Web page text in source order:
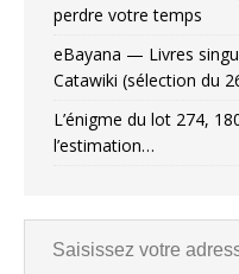
perdre votre temps
eBayana — Livres
Catawiki (sélection du
L’énigme du lot 274,
l’estimation…